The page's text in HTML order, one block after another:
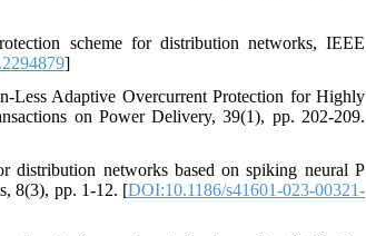
scheme for distribution networks, IEEE
]
Adaptive Overcurrent Protection for Highly
on Power Delivery, 39(1), pp. 202-209.
networks based on spiking neural P
8(3), pp. 1-12. [DOI:10.1186/s41601-023-00321-